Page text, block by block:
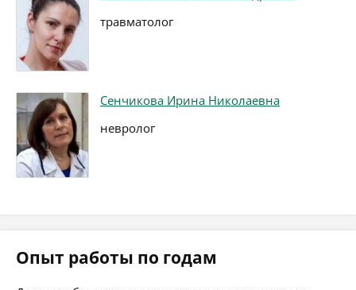
травматолог
Сенчикова Ирина Николаевна
невролог
Опыт работы по годам